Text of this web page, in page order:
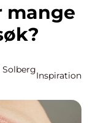
Inspiration